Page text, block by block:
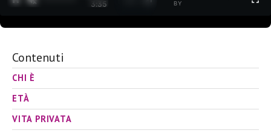
3:35
BY
Contenuti
CHI È
ETÀ
VITA PRIVATA